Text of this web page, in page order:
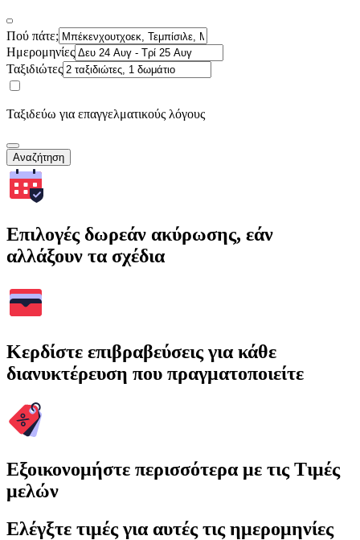
Πού πάτε;
Ημερομηνίες
Ταξιδιώτες
Ταξιδεύω για επαγγελματικούς λόγους
Αναζήτηση
Επιλογές δωρεάν ακύρωσης, εάν
αλλάξουν τα σχέδια
Κερδίστε επιβραβεύσεις για κάθε
διανυκτέρευση που πραγματοποιείτε
Εξοικονομήστε περισσότερα με τις Τιμές
μελών
Ελέγξτε τιμές για αυτές τις ημερομηνίες